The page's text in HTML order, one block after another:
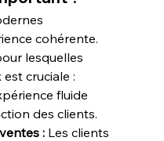
cohérente.
lesquelles
cruciale :
fluide
des clients.
: Les clients